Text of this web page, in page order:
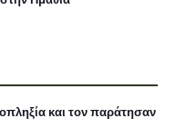
και τον παράτησαν